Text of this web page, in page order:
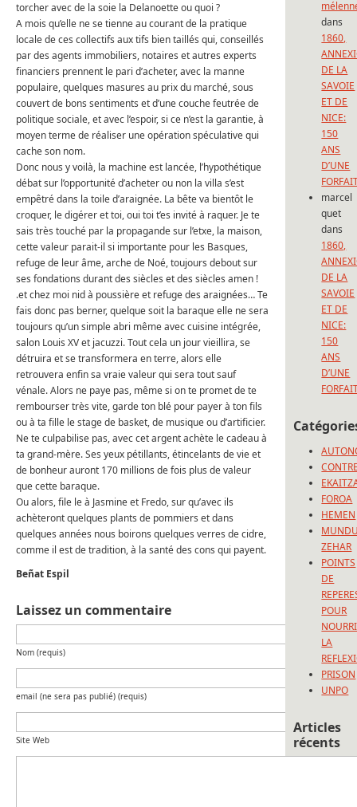
torcher avec de la soie la Delanoette ou quoi ?
A mois qu’elle ne se tienne au courant de la pratique
locale de ces collectifs aux tifs bien taillés qui, conseillés
par des agents immobiliers, notaires et autres experts
financiers prennent le pari d’acheter, avec la manne
populaire, quelques masures au prix du marché, sous
couvert de bons sentiments et d’une couche feutrée de
politique sociale, et avec l’espoir, si ce n’est la garantie, à
moyen terme de réaliser une opération spéculative qui
cache son nom.
Donc nous y voilà, la machine est lancée, l’hypothétique
débat sur l’opportunité d’acheter ou non la villa s’est
empêtré dans la toile d’araignée. La bête va bientôt le
croquer, le digérer et toi, oui toi t’es invité à raquer. Je te
sais très touché par la propagande sur l’etxe, la maison,
cette valeur parait-il si importante pour les Basques,
refuge de leur âme, arche de Noé, toujours debout sur
ses fondations durant des siècles et des siècles amen !
.et chez moi nid à poussière et refuge des araignées… Te
fais donc pas berner, quelque soit la baraque elle ne sera
toujours qu’un simple abri même avec cuisine intégrée,
salon Louis XV et jacuzzi. Tout cela un jour vieillira, se
détruira et se transformera en terre, alors elle
retrouvera enfin sa vraie valeur qui sera tout sauf
vénale. Alors ne paye pas, même si on te promet de te
rembourser très vite, garde ton blé pour payer à ton fils
ou à ta fille le stage de basket, de musique ou d’artificier.
Ne te culpabilise pas, avec cet argent achète le cadeau à
ta grand-mère. Ses yeux pétillants, étincelants de vie et
de bonheur auront 170 millions de fois plus de valeur
que cette baraque.
Ou alors, file le à Jasmine et Fredo, sur qu’avec ils
achèteront quelques plants de pommiers et dans
quelques années nous boirons quelques verres de cidre,
comme il est de tradition, à la santé des cons qui payent.
Beñat Espil
Laissez un commentaire
Nom (requis)
email (ne sera pas publié) (requis)
Site Web
dans
1860,
DE LA
SAVOIE
ET DE
NICE:
150
ANS
D’UNE
marcel
quet
dans
1860,
DE LA
SAVOIE
ET DE
NICE:
150
ANS
D’UNE
FOROA
HEMEN
ZEHAR
POINTS
DE
POUR
LA
PRISON
UNPO
Articles
récents